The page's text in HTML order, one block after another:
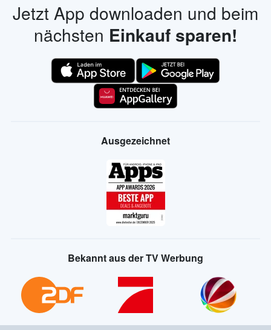
Jetzt App downloaden und beim
nächsten Einkauf sparen!
Ausgezeichnet
Bekannt aus der TV Werbung